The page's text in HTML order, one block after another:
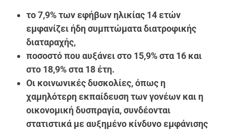
το 7,9% των εφήβων ηλικίας 14 ετών
εμφανίζει ήδη συμπτώματα διατροφικής
διαταραχής,
ποσοστό που αυξάνει στο 15,9% στα 16 και
στο 18,9% στα 18 έτη.
Οι κοινωνικές δυσκολίες, όπως η
χαμηλότερη εκπαίδευση των γονέων και η
οικονομική δυσπραγία, συνδέονται
στατιστικά με αυξημένο κίνδυνο εμφάνισης